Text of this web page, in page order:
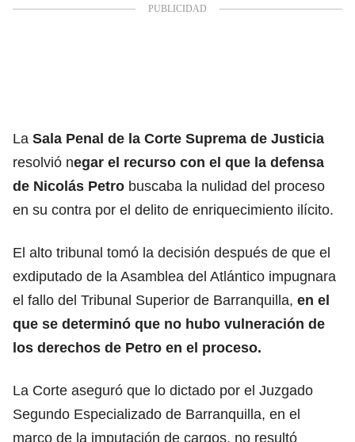
La Sala Penal de la Corte Suprema de Justicia
resolvió negar el recurso con el que la defensa
de Nicolás Petro buscaba la nulidad del proceso
en su contra por el delito de enriquecimiento ilícito.
El alto tribunal tomó la decisión después de que el
exdiputado de la Asamblea del Atlántico impugnara
el fallo del Tribunal Superior de Barranquilla, en el
que se determinó que no hubo vulneración de
los derechos de Petro en el proceso.
La Corte aseguró que lo dictado por el Juzgado
Segundo Especializado de Barranquilla, en el
marco de la imputación de cargos, no resultó